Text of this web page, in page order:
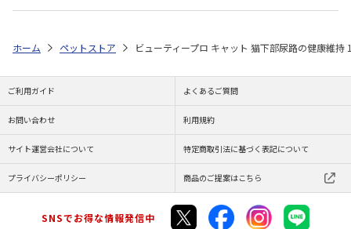
ホーム ペットストア ビューティープロ キャット 猫下部尿路の健康維持
ご利用ガイド よくあるご質問
お問い合わせ 利用規約
サイト運営会社について 特定商取引法に基づく表記について
プライバシーポリシー 商品のご提案はこちら
SNSでお得な情報発信中